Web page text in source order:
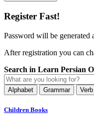
Register Fast!
Password will be generated
After registration you can
Search in Learn Persian
Alphabet Grammar Verb
Children Books